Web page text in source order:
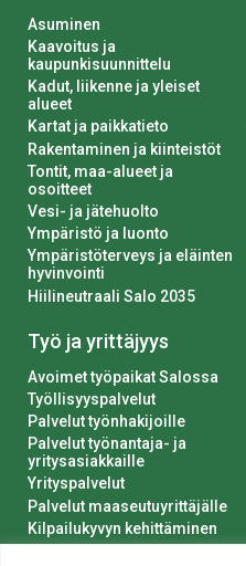
Asuminen
Kaavoitus ja
kaupunkisuunnittelu
Kadut, liikenne ja yleiset
alueet
Kartat ja paikkatieto
Rakentaminen ja kiinteistöt
Tontit, maa-alueet ja
osoitteet
Vesi- ja jätehuolto
Ympäristö ja luonto
Ympäristöterveys ja eläinten
hyvinvointi
Hiilineutraali Salo 2035
Työ ja yrittäjyys
Avoimet työpaikat Salossa
Työllisyyspalvelut
Palvelut työnhakijoille
Palvelut työnantaja- ja
yritysasiakkaille
Yrityspalvelut
Palvelut maaseutuyrittäjälle
Kilpailukyvyn kehittäminen